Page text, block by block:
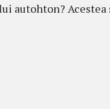
autohton?